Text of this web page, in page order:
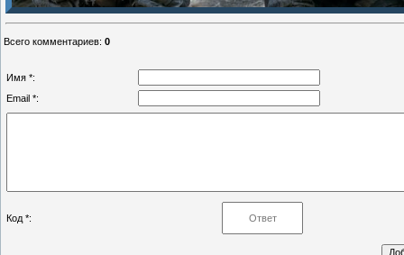
Всего комментариев: 0
Имя *:
Email *:
Код *: